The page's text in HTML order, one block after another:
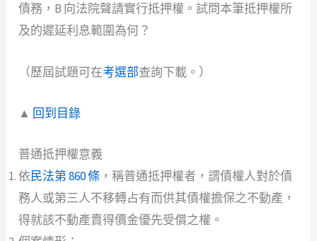
債務，B 向法院聲請實行抵押權。試問本筆抵押權所
及的遲延利息範圍為何？
（歷屆試題可在考選部查詢下載。）
▲ 回到目錄
普通抵押權意義
依民法第 860 條 ，稱普通抵押權者，謂債權人對於債
務人或第三人不移轉占有而供其債權擔保之不動產，
得就該不動產賣得價金優先受償之權。